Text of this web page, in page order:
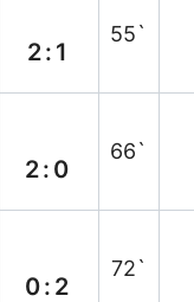
2:1
55`
2:0
66`
0:2
72`